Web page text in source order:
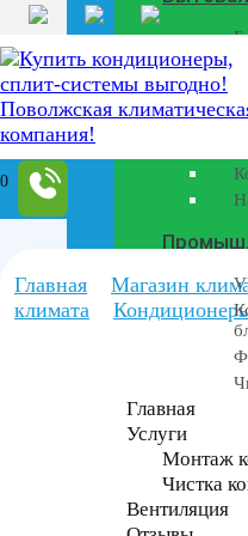
Перейти
содержанию
0
Главная
Услуги
Монтаж
Чистка
Вентиляция
Главная Магазин
климата